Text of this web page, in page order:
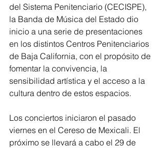
del Sistema Penitenciario (CECISPE),
la Banda de Música del Estado dio
inicio a una serie de presentaciones
en los distintos Centros Penitenciarios
de Baja California, con el propósito de
fomentar la convivencia, la
sensibilidad artística y el acceso a la
cultura dentro de estos espacios.
Los conciertos iniciaron el pasado
viernes en el Cereso de Mexicali. El
próximo se llevará a cabo el 29 de